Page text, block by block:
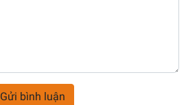
Gửi bình luận